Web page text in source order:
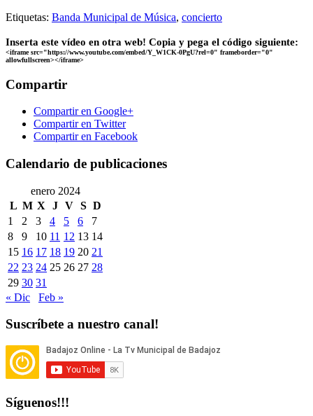
Etiquetas: Banda Municipal de Música, concierto
Inserta este vídeo en otra web! Copia y pega el código siguiente:
<iframe src="https://www.youtube.com/embed/Y_W1CK-0PgU?rel=0" frameborder="0"
allowfullscreen></iframe>
Compartir
Compartir en Google+
Compartir en Twitter
Compartir en Facebook
Calendario de publicaciones
enero 2024
L M X J V S D
1
2 3 4 5 6
7
8
9 10 11 12 13 14
15 16 17 18 19 20 21
22 23 24 25 26 27 28
29 30 31
« Dic
Feb »
Suscríbete a nuestro canal!
Síguenos!!!